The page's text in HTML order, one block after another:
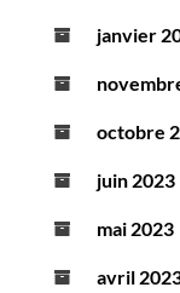
janvier
octobre
juin 2023
mai 2023
avril